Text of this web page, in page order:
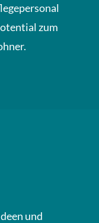
zum
und